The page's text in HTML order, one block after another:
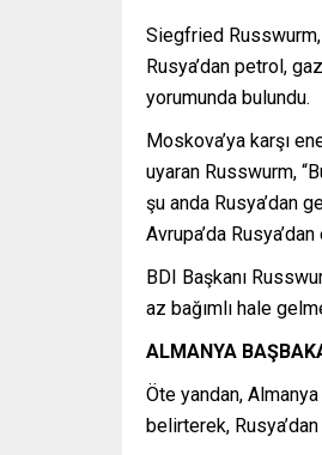
Siegfried Russwurm,
Rusya’dan petrol,
yorumunda bulundu.
Moskova’ya karşı
uyaran Russwurm,
şu anda Rusya’dan
Avrupa’da
BDI Başkanı
az bağımlı hale
ALMANYA
Öte yandan,
belirterek,